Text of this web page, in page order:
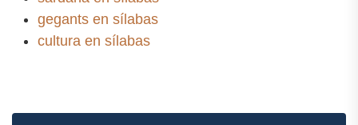
gegants en sílabas
cultura en sílabas